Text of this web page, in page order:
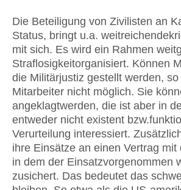
Die Beteiligung von Zivilisten an
Status, bringt u.a.
mit sich. Es wird ein Rahmen
Straflosigkeitorganisiert. Können
die Militärjustiz gestellt werden,
Mitarbeiter nicht möglich. Sie
angeklagtwerden, die ist aber in
entweder nicht existent
Verurteilung interessiert.
ihre Einsätze an einen Vertrag
in dem der Einsatzvorgenommen
zusichert. Das bedeutet das